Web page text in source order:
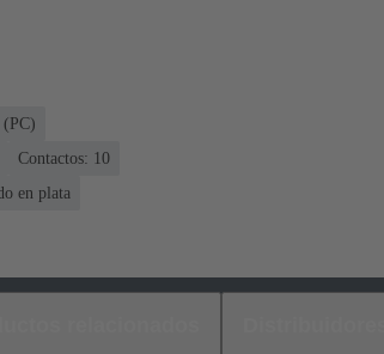
(PC)
Contactos: 10
en plata